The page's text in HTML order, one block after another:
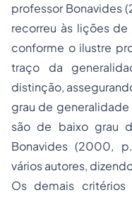
professor Bonavides
recorreu às lições de
conforme o ilustre
traço da
distinção,
grau de
são de baixo grau
Bonavides (2000,
vários autores,
Os demais